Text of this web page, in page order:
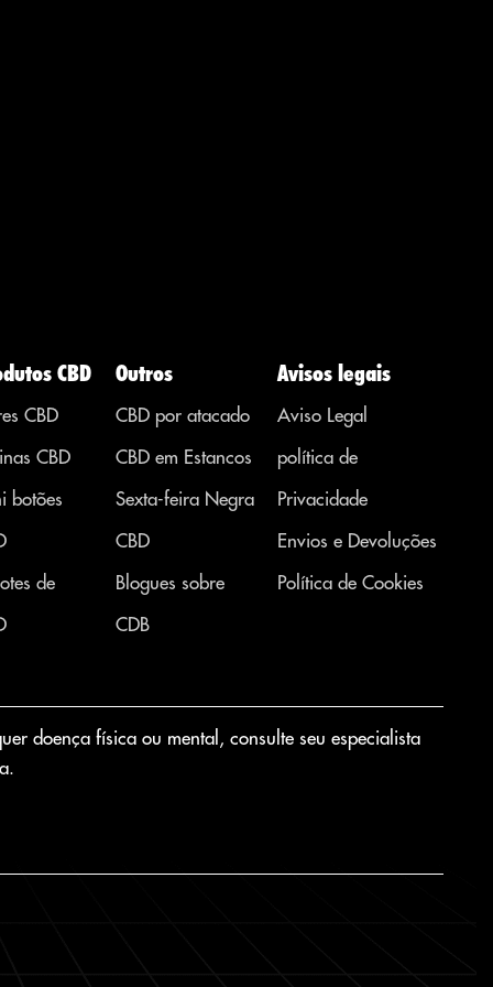
CBD
CBD
CBD
botões
de
Outros
CBD por atacado
CBD em Estancos
Sexta-feira Negra
CBD
Blogues sobre
CDB
Avisos legais
Aviso Legal
política de
Privacidade
Envios e Devoluções
Política de Cookies
doença física ou mental, consulte seu especialista